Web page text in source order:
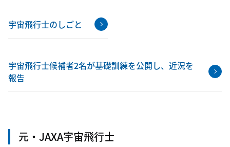
宇宙飛行士のしごと
宇宙飛行士候補者2名が基礎訓練を公開し、近況を
報告
元・JAXA宇宙飛行士